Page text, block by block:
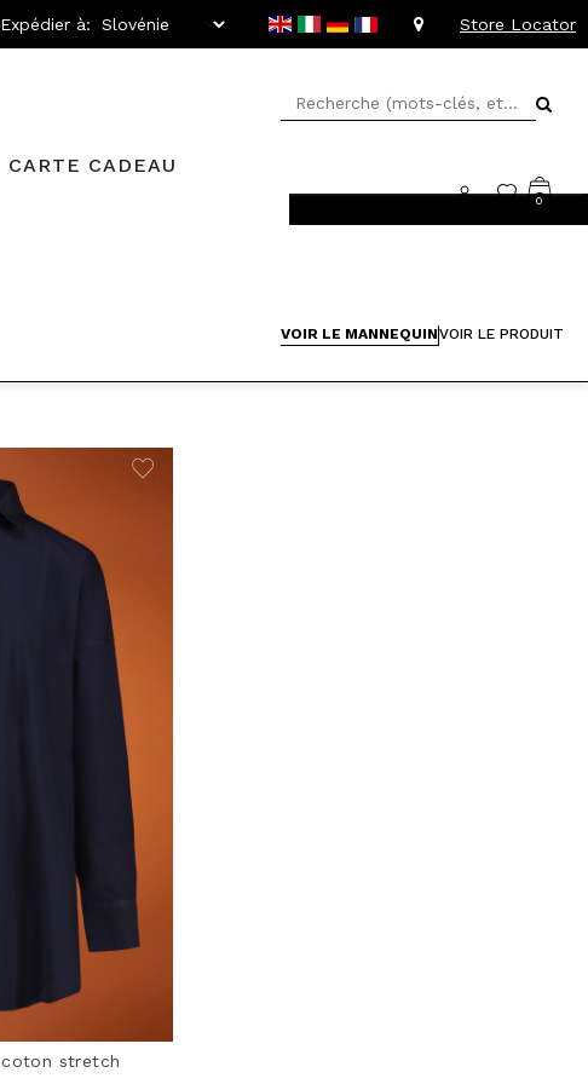
Expédier à: Store Locator
CARTE CADEAU
0
VOIR LE MANNEQUINVOIR LE PRODUIT
coton stretch